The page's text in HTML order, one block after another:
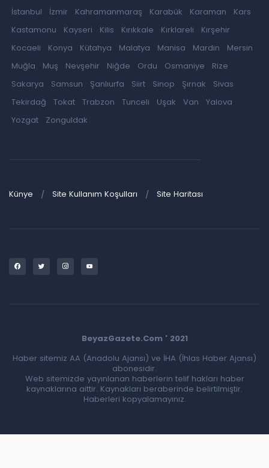
İstanbul
İzmir Kahramanmaraş Karabük Karaman
Kars
Kastamonu
Kayseri Kilis Kırıkkale Kırklareli
Kırşehir
Kocaeli
Konya Kütahya Malatya Manisa Mardin
Mersin
Muğla
Muş Nevşehir Niğde Ordu Osmaniye
Rize
Sakarya
Samsun Şanlıurfa Siirt Sinop Şırnak
Sivas
Tekirdağ
Tokat Trabzon Tunceli Uşak Van
Yalova
Yozgat
Zonguldak
Künye Site Kullanım Koşulları Site Haritası
BeyazGazete.Com ' 2021
Haber sitemiz AA (Anadolu Ajansı) ve İHA (İhlas Haber Ajansı)
abonesidir.
Web sitemizde yayınlanan haberlerin telif hakları haber
kaynaklarına aittir. Kaynakları beraberinde belirtilmiştir.
Haberleri kopyalamayınız.